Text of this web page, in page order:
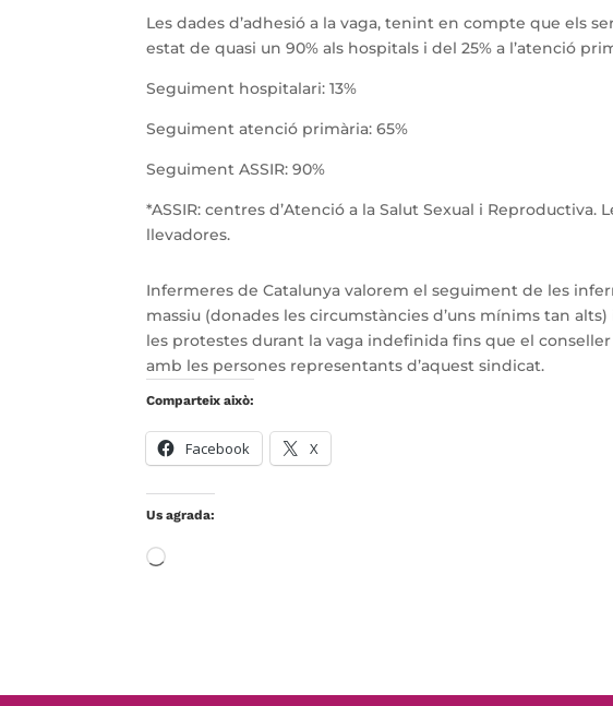
Les dades d’adhesió a la vaga, tenint en compte que els
estat de quasi un 90% als hospitals i del 25% a l’atenció
Seguiment hospitalari: 13%
Seguiment atenció primària: 65%
Seguiment ASSIR: 90%
*ASSIR: centres d’Atenció a la Salut Sexual i
llevadores.
Infermeres de Catalunya valorem el seguiment de les
massiu (donades les circumstàncies d’uns mínims tan
les protestes durant la vaga indefinida fins que el
amb les persones representants d’aquest sindicat.
Comparteix això:
Facebook X
Us agrada:
S'està